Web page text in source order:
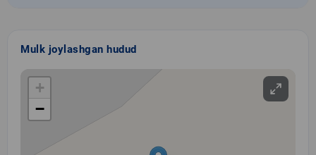
Mulk joylashgan hudud
+
−